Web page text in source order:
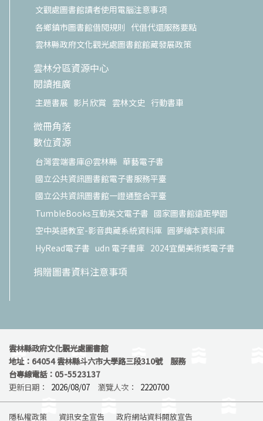
文觀處圖書館讀者使用電腦注意事項
各鄉鎮市圖書館借閱規則 代借代還服務要點
雲林縣政府文化觀光處圖書館館藏發展政策
雲林分區資源中心
閱讀推廣
主題書展 影片欣賞 雲林文史 行動書車
微冊角落
數位資源
台灣雲端書庫@雲林縣 華藝電子書
國立公共資訊圖書館電子書服務平臺
國立公共資訊圖書館一證通整合平臺
TumbleBooks互動英文電子書 國家圖書館遠距學園
空中英語教室-影音典藏系統資料庫 圓夢繪本資料庫
HyRead電子書 udn 電子書庫 2024宜蘭美術獎電子書
捐贈圖書資料注意事項
雲林縣政府文化觀光處圖書館
地址：64054 雲林縣斗六市大學路三段310號 服務
台專線電話：05-5523137
更新日期：
2026/08/07 瀏覽人次： 2220700
隱私權政策 資訊安全宣告 政府網站資料開放宣告